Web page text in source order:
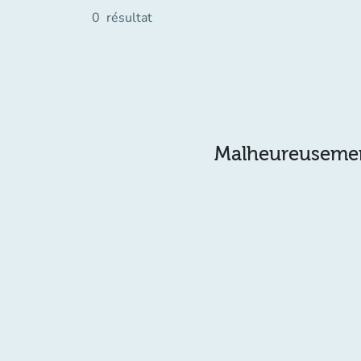
0 résultat